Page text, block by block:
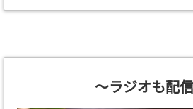
～ラジオも配